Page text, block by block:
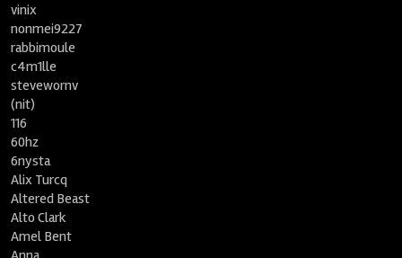
vinix
nonmei9227
rabbimoule
c4m1lle
stevewornv
(nit)
116
60hz
6nysta
Alix Turcq
Altered Beast
Alto Clark
Amel Bent